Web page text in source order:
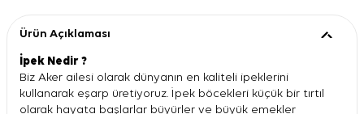
Ürün Açıklaması
İpek Nedir ?
Biz Aker ailesi olarak dünyanın en kaliteli ipeklerini
kullanarak eşarp üretiyoruz. İpek böcekleri küçük bir tırtıl
olarak hayata başlarlar büyürler ve büyük emekler